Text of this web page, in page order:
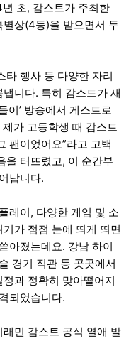
초, 감스트가 주최한
상(4등)을 받으면서 두
타 행사 등 다양한 자리
니다. 특히 감스트가 새
이’ 방송에서 게스트로
가 고등학생 때 감스트
팬이었어요”라고 고백
을 터뜨렸고, 이 순간부
납니다.
레이, 다양한 게임 및 소
가 점점 눈에 띄게 띄면
아졌는데요. 강남 하이
경기 직관 등 곳곳에서
과 정확히 맞아떨어지
되었습니다.
민 감스트 공식 열애 발